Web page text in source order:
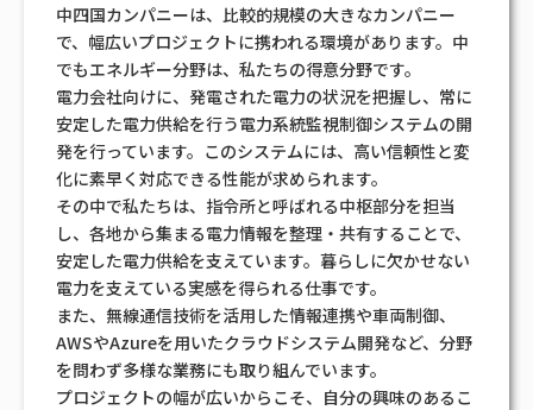
中四国カンパニーは、比較的規模の大きなカンパニー
で、幅広いプロジェクトに携われる環境があります。中
でもエネルギー分野は、私たちの得意分野です。
電力会社向けに、発電された電力の状況を把握し、常に
安定した電力供給を行う電力系統監視制御システムの開
発を行っています。このシステムには、高い信頼性と変
化に素早く対応できる性能が求められます。
その中で私たちは、指令所と呼ばれる中枢部分を担当
し、各地から集まる電力情報を整理・共有することで、
安定した電力供給を支えています。暮らしに欠かせない
電力を支えている実感を得られる仕事です。
また、無線通信技術を活用した情報連携や車両制御、
AWSやAzureを用いたクラウドシステム開発など、分野
を問わず多様な業務にも取り組んでいます。
プロジェクトの幅が広いからこそ、自分の興味のあるこ